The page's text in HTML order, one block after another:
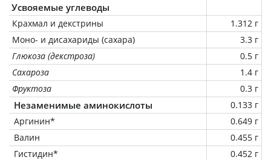
Усвояемые углеводы
Крахмал и декстрины
1.312 г
Моно- и дисахариды (сахара)
3.3 г
Глюкоза (декстроза)
0.5 г
Сахароза
1.4 г
Фруктоза
0.3 г
Незаменимые аминокислоты
0.133 г
Аргинин*
0.649 г
Валин
0.455 г
Гистидин*
0.452 г